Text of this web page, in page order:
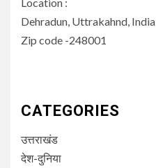
Dehradun, Uttrakahnd, India
Zip code -248001
CATEGORIES
उत्तराखंड
देश-दुनिया